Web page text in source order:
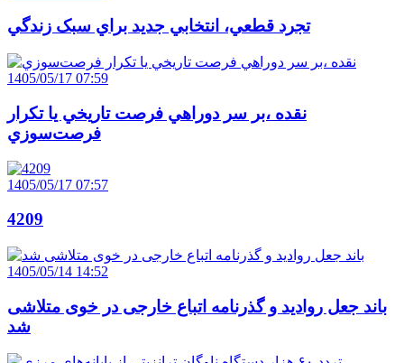
تجرد قطعي، انتخابي جديد براي سبک زندگي
1405/05/17 07:59
نقده ،بر سر دوراهي فرصت تاريخي يا تکرار
فرصت‌سوزي
1405/05/17 07:57
4209
1405/05/14 14:52
باند جعل روادید و گذرنامه اتباع خارجی در خوی متلاشی
شد